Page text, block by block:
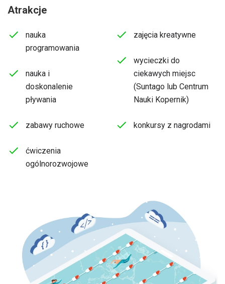
Atrakcje
nauka
programowania
nauka i
doskonalenie
pływania
zabawy ruchowe
ćwiczenia
ogólnorozwojowe
zajęcia kreatywne
wycieczki do
ciekawych miejsc
(Suntago lub Centrum
Nauki Kopernik)
konkursy z nagrodami